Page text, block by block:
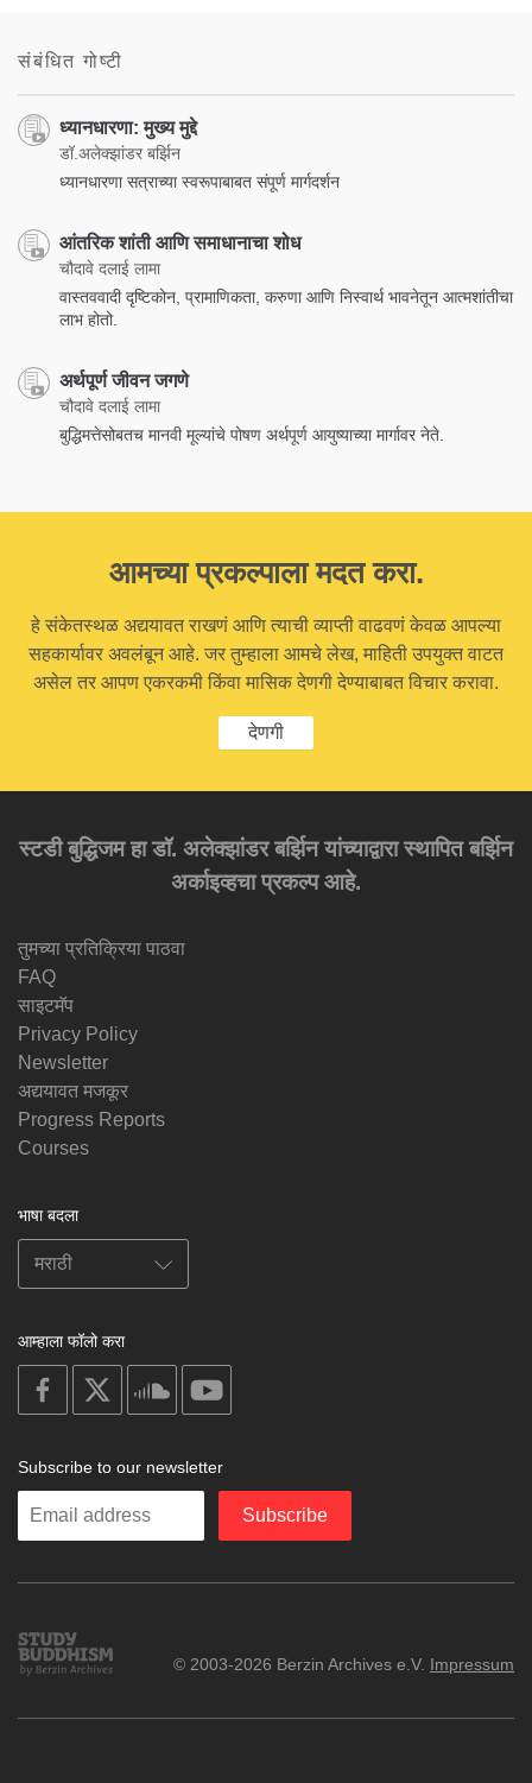
संबंधित गोष्टी
ध्यानधारणा: मुख्य मुद्दे
डॉ.अलेक्झांडर बर्झिन
ध्यानधारणा सत्राच्या स्वरूपाबाबत संपूर्ण मार्गदर्शन
आंतरिक शांती आणि समाधानाचा शोध
चौदावे दलाई लामा
वास्तववादी दृष्टिकोन, प्रामाणिकता, करुणा आणि निस्वार्थ भावनेतून आत्मशांतीचा
लाभ होतो.
अर्थपूर्ण जीवन जगणे
चौदावे दलाई लामा
बुद्धिमत्तेसोबतच मानवी मूल्यांचे पोषण अर्थपूर्ण आयुष्याच्या मार्गावर नेते.
आमच्या प्रकल्पाला मदत करा.
हे संकेतस्थळ अद्ययावत राखणं आणि त्याची व्याप्ती वाढवणं केवळ आपल्या
सहकार्यावर अवलंबून आहे. जर तुम्हाला आमचे लेख, माहिती उपयुक्त वाटत
असेल तर आपण एकरकमी किंवा मासिक देणगी देण्याबाबत विचार करावा.
देणगी
स्टडी बुद्धिजम हा डॉ. अलेक्झांडर बर्झिन यांच्याद्वारा स्थापित बर्झिन
अर्काइव्हचा प्रकल्प आहे.
तुमच्या प्रतिक्रिया पाठवा
FAQ
साइटमॅप
Privacy Policy
Newsletter
अद्ययावत मजकूर
Progress Reports
Courses
भाषा बदला
आम्हाला फॉलो करा
on
facebook
on
on
soundcloud
Subscribe to our newsletter
Enter
Subscribe
Study
Buddhism
© 2003-2026 Berzin Archives e.V. Impressum